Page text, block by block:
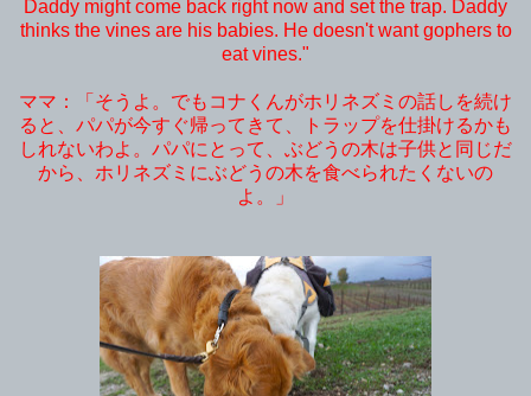
Daddy might come back right now and set the trap. Daddy
thinks the vines are his babies. He doesn't want gophers to
eat vines."
ママ：「そうよ。でもコナくんがホリネズミの話しを続け
ると、パパが今すぐ帰ってきて、トラップを仕掛けるかも
しれないわよ。パパにとって、ぶどうの木は子供と同じだ
から、ホリネズミにぶどうの木を食べられたくないの
よ。」